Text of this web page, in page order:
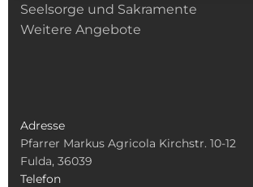
Seelsorge und Sakramente
Weitere Angebote
Adresse
Pfarrer Markus Agricola Kirchstr. 10-12
Fulda, 36039
Telefon